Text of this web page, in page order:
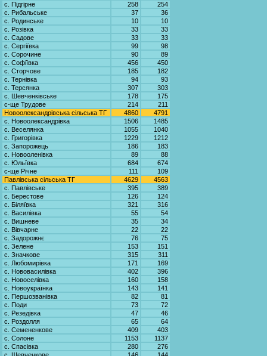
с. Підгірне
258
254
с. Рибальське
37
36
с. Родинське
10
10
с. Розівка
33
33
с. Садове
33
33
с. Сергіївка
99
98
с. Сорочине
90
89
с. Софіївка
456
450
с. Сторчове
185
182
с. Тернівка
94
93
с. Терсянка
307
303
с. Шевченківське
178
175
с-ще Трудове
214
211
Новоолександрівська сільська ТГ
4860
4791
с. Новоолександрівка
1506
1485
с. Веселянка
1055
1040
с. Григорівка
1229
1212
с. Запорожець
186
183
с. Новооленівка
89
88
с. Юльївка
684
674
с-ще Річне
111
109
Павлівська сільська ТГ
4629
4563
с. Павлівське
395
389
с. Берестове
126
124
с. Біляївка
321
316
с. Василівка
55
54
с. Вишневе
35
34
с. Вівчарне
22
22
с. Задорожнє
76
75
с. Зелене
153
151
с. Значкове
315
311
с. Любомирівка
171
169
с. Нововасилівка
402
396
с. Новоселівка
160
158
с. Новоукраїнка
143
141
с. Першозванівка
82
81
с. Поди
73
72
с. Резедівка
47
46
с. Роздолля
65
64
с. Семененкове
409
403
с. Солоне
1153
1137
с. Спасівка
280
276